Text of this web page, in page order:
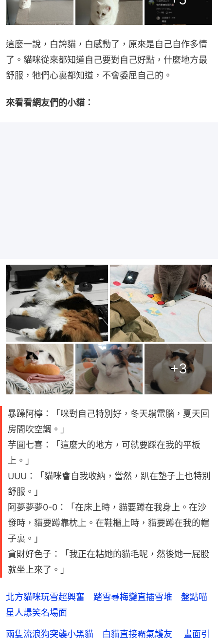
這麼一說，白誇貓，白感動了，原來是自己自作多情
了。貓咪從來都知道自己要對自己好點，什麼地方最
舒服，牠們心裏都知道，不會委屈自己的。
來看看網友們的小貓：
+3
暴躁阿檸：「咪對自己特別好，冬天躺電腦，夏天回
房間吹空調。」
芋圓七喜：「這麼大的地方，可就要踩在我的平板
上。」
UUU：「貓咪會自我收納，當然，趴在墊子上也特別
舒服。」
阿夢夢夢0-0：「在床上時，貓要蹲在我身上。在沙
發時，貓要蹲靠枕上。在鞋櫃上時，貓要蹲在我的帽
子裏。」
貪財好色子：「我正在粘她的貓毛呢，然後她一屁股
就坐上來了。」
北方貓咪玩雪超興奮 踏雪尋梅變直插雪堆 盤點喵
星人爆笑名場面
兩隻流浪狗突襲小黑貓 白貓直接霸氣護友 畫面引